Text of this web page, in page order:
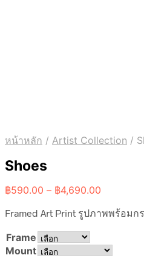
หน้าหลัก / Artist Collection /
Shoes
฿590.00 – ฿4,690.00
฿590.00
Framed Art Print รูปภาพพร้อมก
Frame
Mount